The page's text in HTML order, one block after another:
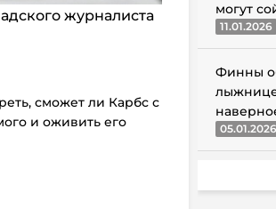
журналиста
сможет ли Карбс с
и оживить его
могут
11.01.2026
Финны
лыжнице
05.01.2026